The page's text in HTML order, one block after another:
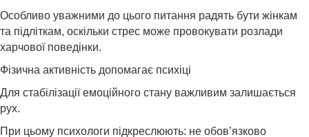
Особливо уважними до цього питання радять бути жінкам
та підліткам, оскільки стрес може провокувати розлади
харчової поведінки.
Фізична активність допомагає психіці
Для стабілізації емоційного стану важливим залишається
рух.
При цьому психологи підкреслюють: не обов’язково